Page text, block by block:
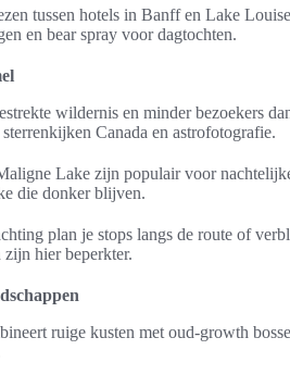
tussen hotels in Banff en Lake
en bear spray voor dagtochten.
wildernis en minder bezoekers
Canada en astrofotografie.
Lake zijn populair voor
die donker blijven.
plan je stops langs de route of
hier beperkter.
ruige kusten met oud-growth